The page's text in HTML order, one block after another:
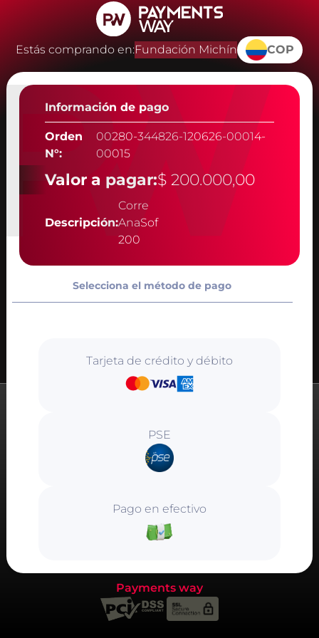
Estás comprando en:Fundación Michín COP
Información de pago
Orden
N°:
00280-344826-120626-00014-
00015
Valor a pagar:$ 200.000,00
Descripción:
Corre
AnaSof
200
Selecciona el método de pago
Tarjeta de crédito y débito
PSE
Pago en efectivo
Este pago estotalmente seguro
Payments way